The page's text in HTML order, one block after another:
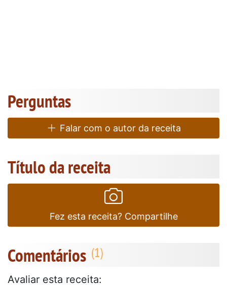
Perguntas
Falar com o autor da receita
Título da receita
Fez esta receita? Compartilhe
Comentários
Avaliar esta receita: